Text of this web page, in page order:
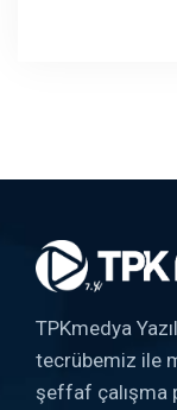
TPKmedya
tecrübemiz ile
şeffaf çalışma